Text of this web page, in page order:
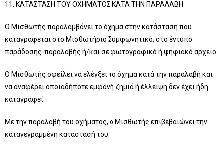
11. ΚΑΤΑΣΤΑΣΗ ΤΟΥ ΟΧΗΜΑΤΟΣ ΚΑΤΑ ΤΗΝ ΠΑΡΑΛΑΒΗ
Ο Μισθωτής παραλαμβάνει το όχημα στην κατάσταση που
καταγράφεται στο Μισθωτήριο Συμφωνητικό, στο έντυπο
παράδοσης-παραλαβής ή/και σε φωτογραφικό ή ψηφιακό αρχείο.
Ο Μισθωτής οφείλει να ελέγξει το όχημα κατά την παραλαβή και
να αναφέρει οποιαδήποτε εμφανή ζημιά ή έλλειψη δεν έχει ήδη
καταγραφεί.
Με την παραλαβή του οχήματος, ο Μισθωτής επιβεβαιώνει την
καταγεγραμμένη κατάστασή του.